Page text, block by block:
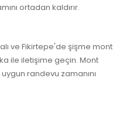
ortadan kaldırır.
ve Fikirtepe'de şişme mont
ile iletişime geçin. Mont
randevu zamanını